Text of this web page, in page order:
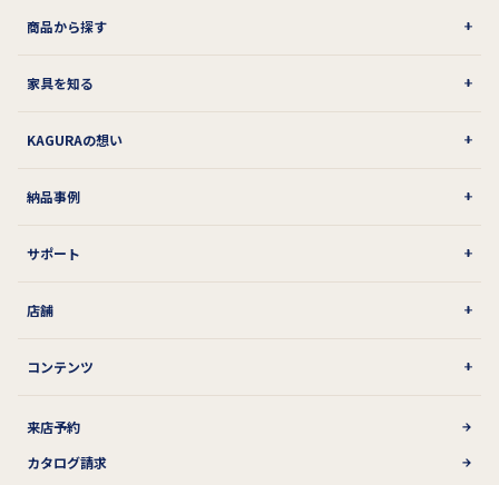
商品から探す
家具を知る
KAGURAの想い
納品事例
サポート
店舗
コンテンツ
来店予約
カタログ請求